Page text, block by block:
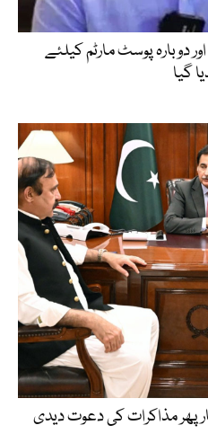
دوبارہ پوسٹ مارٹم کیلئے
مذاکرات کی دعوت دیدی